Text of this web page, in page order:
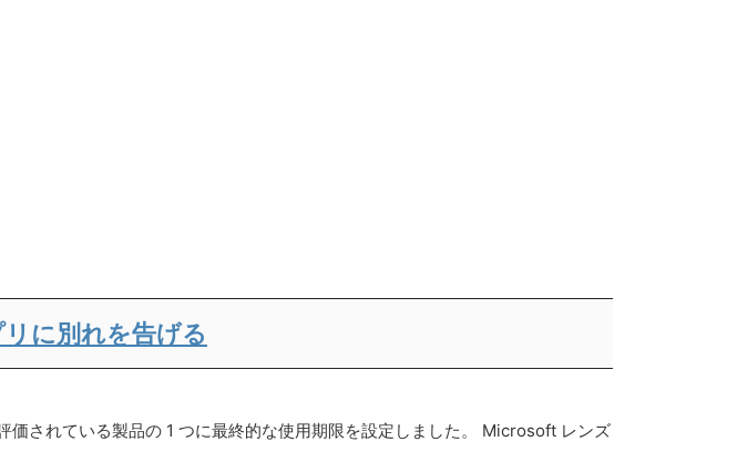
に別れを告げる
されている製品の 1 つに最終的な使用期限を設定しました。 Microsoft レンズ